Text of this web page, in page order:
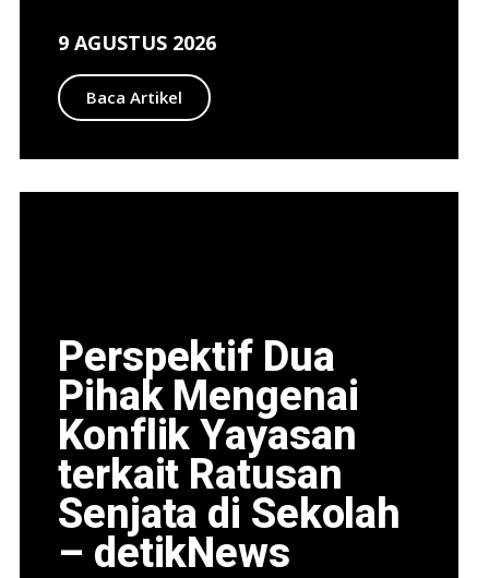
9 AGUSTUS 2026
Baca Artikel
Perspektif Dua
Pihak Mengenai
Konflik Yayasan
terkait Ratusan
Senjata di Sekolah
– detikNews